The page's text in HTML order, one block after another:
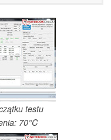
testu
70°C